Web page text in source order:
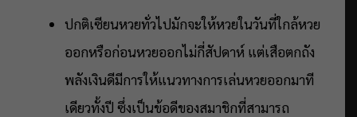
ปกติเซียนหวยทั่วไปมักจะให้หวยในวันที่ใกล้หวย
ออกหรือก่อนหวยออกไม่กี่สัปดาห์ แต่เสือตกถัง
พลังเงินดีมีการให้แนวทางการเล่นหวยออกมาที
เดียวทั้งปี ซึ่งเป็นข้อดีของสมาชิกที่สามารถ